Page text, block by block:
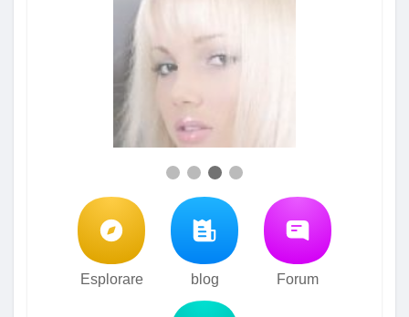
Esplorare blog Forum